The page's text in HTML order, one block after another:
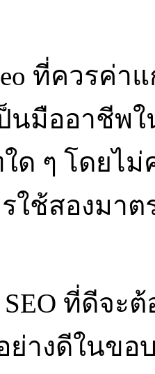
ที่ควรค่า
ป็นมืออาชีพ
ใด ๆ โดยไ
ใช้สองมา
ที่ดีจะ
ย่างดีในข